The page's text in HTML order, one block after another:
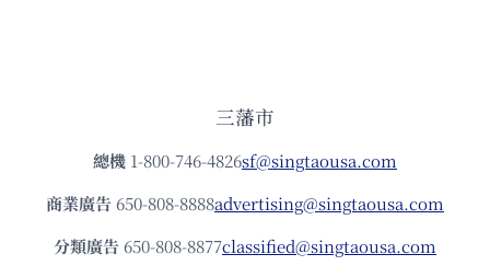
三藩市
總機 1-800-746-4826sf@singtaousa.com
商業廣告 650-808-8888advertising@singtaousa.com
分類廣告 650-808-8877classified@singtaousa.com